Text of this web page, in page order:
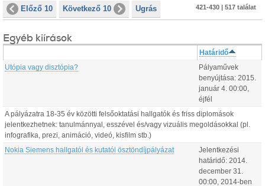
Előző 10 Következő 10 Ugrás 421-430 | 517 találat
Egyéb kiírások
Határidő
Utópia vagy disztópia?
Pályaművek
benyújtása: 2015.
január 4 00:00
éjfél
A pályázatra 18-35 év közötti felsőoktatási hallgatók és friss diplomások
jelentkezhetnek: tanulmánnyal, esszével és/vagy vizuális megoldásokkal (pl.
infografika, prezi, animáció, videó, kisfilm stb.)
Nokia Siemens hallgatói és kutatói ösztöndíjpályázat
Jelentkezési
határidő: 2014.
december 31
00:00 , 2014-ben